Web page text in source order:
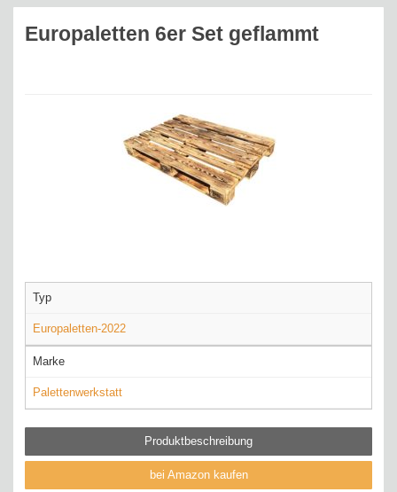
Europaletten 6er Set geflammt
Typ
Europaletten-2022
Marke
Palettenwerkstatt
Produktbeschreibung
bei Amazon kaufen